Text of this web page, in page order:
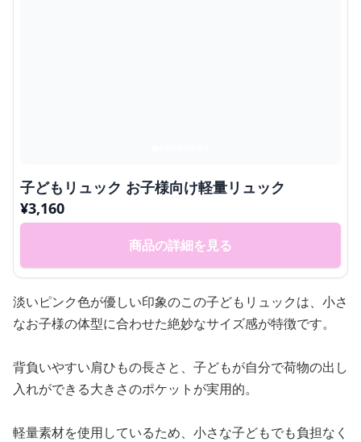
子どもリュック お子様向け軽量リュック
¥3,160
商品の詳細を見る
淡いピンク色が優しい印象のこの子どもリュックは、小さ
なお子様の体型に合わせた絶妙なサイズ感が特徴です。
背負いやすい肩ひもの長さと、子どもが自分で荷物の出し
入れができる大きさのポケットが実用的。
軽量素材を使用しているため、小さな子どもでも負担なく